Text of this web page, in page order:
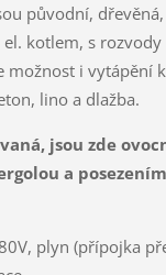
původní,
kotlem, s
možnost i vytápění
lino a dlažba.
jsou zde
a
plyn (přípojka